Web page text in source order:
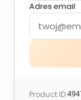
Adres email
Product ID: